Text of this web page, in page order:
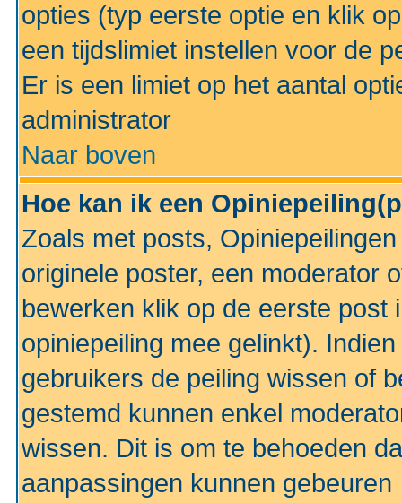
opties (typ eerste optie en klik
een tijdslimiet instellen voor de
Er is een limiet op het aantal
administrator
Naar boven
Hoe kan ik een
Zoals met posts,
originele poster, een moderator
bewerken klik op de eerste post
opiniepeiling mee gelinkt).
gebruikers de peiling wissen of
gestemd kunnen enkel
wissen. Dit is om te behoeden
aanpassingen kunnen gebeuren